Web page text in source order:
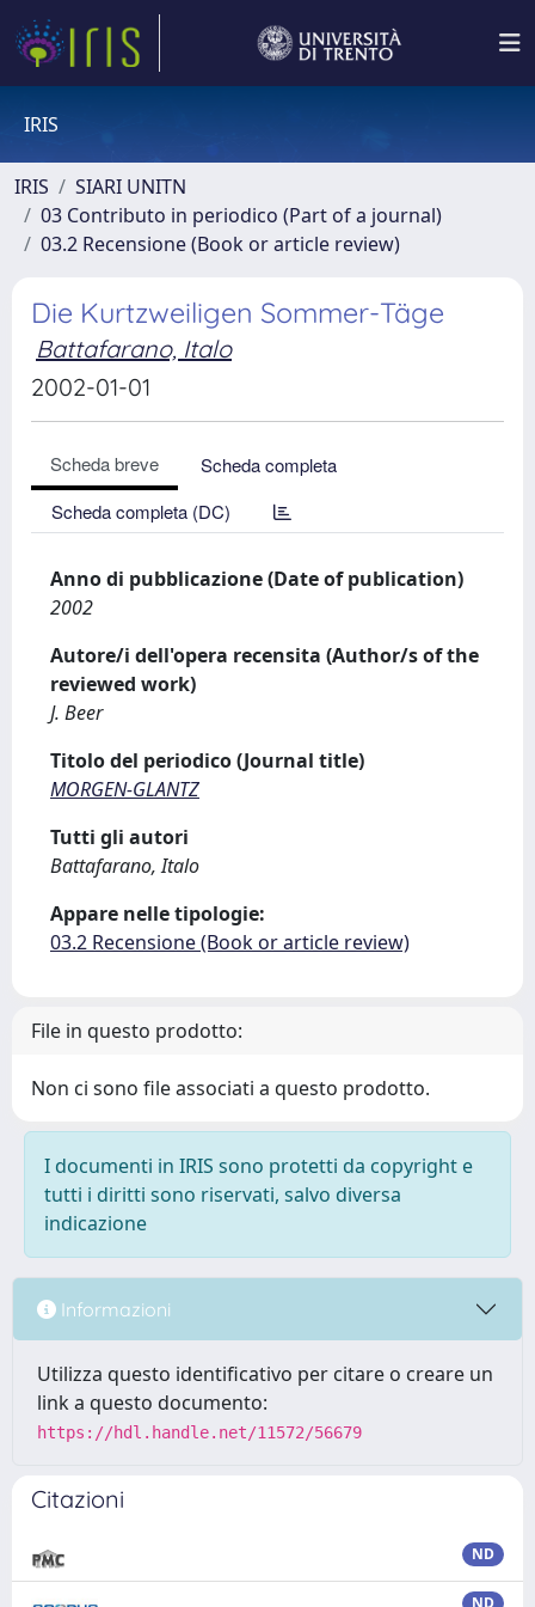
IRIS
IRIS
SIARI UNITN
03 Contributo in periodico (Part of a journal)
03.2 Recensione (Book or article review)
Die Kurtzweiligen Sommer-Täge
Battafarano, Italo
2002-01-01
Scheda breve
Scheda completa
Scheda completa (DC)
Anno di pubblicazione (Date of publication)
2002
Autore/i dell'opera recensita (Author/s of the
reviewed work)
J. Beer
Titolo del periodico (Journal title)
MORGEN-GLANTZ
Tutti gli autori
Battafarano, Italo
Appare nelle tipologie:
03.2 Recensione (Book or article review)
File in questo prodotto:
Non ci sono file associati a questo prodotto.
I documenti in IRIS sono protetti da copyright e
tutti i diritti sono riservati, salvo diversa
indicazione
Informazioni
Utilizza questo identificativo per citare o creare un
link a questo documento:
https://hdl.handle.net/11572/56679
Citazioni
ND